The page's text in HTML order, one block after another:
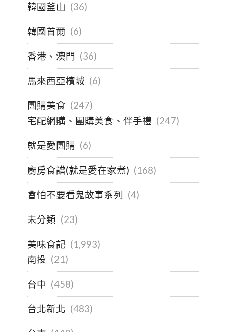
韓國釜山 (36)
韓國首爾 (6)
香港、澳門 (36)
馬來西亞檳城 (6)
團購美食 (247)
宅配網購、團購美食、伴手禮 (247)
就是愛團購 (6)
廚房食譜(就是愛在家煮) (168)
會怕不要看鬼故事系列 (4)
未分類 (23)
美味食記 (1,993)
南投 (21)
台中 (458)
台北新北 (483)